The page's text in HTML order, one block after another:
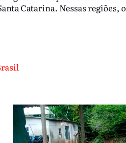
Catarina. Nessas regiões,